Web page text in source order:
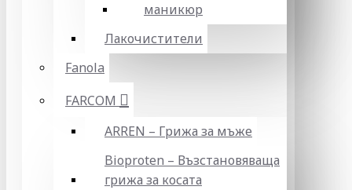
маникюр
Лакочистители
Fanola
FARCOM
ARREN – Грижа за мъже
Bioproten – Възстановяваща
грижа за косата